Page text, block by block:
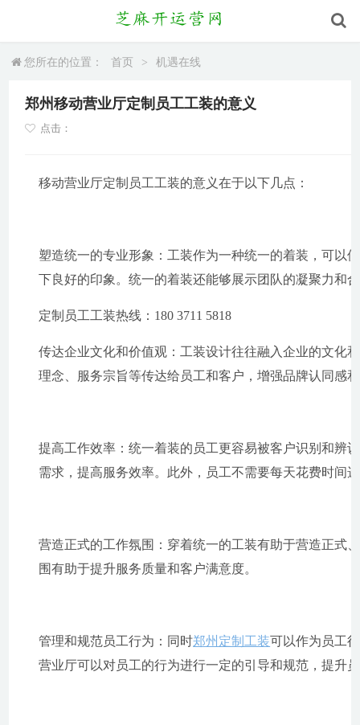
您所在的位置： 首页 > 机遇在线
郑州移动营业厅定制员工工装的意义
点击：
移动营业厅定制员工工装的意义在于以下几点：
塑造统一的专业形象：工装作为一种统一的着装，可以
下良好的印象。统一的着装还能够展示团队的凝聚力和
定制员工工装热线：180 3711 5818
传达企业文化和价值观：工装设计往往融入企业的文化
理念、服务宗旨等传达给员工和客户，增强品牌认同感
提高工作效率：统一着装的员工更容易被客户识别和辨
需求，提高服务效率。此外，员工不需要每天花费时间
营造正式的工作氛围：穿着统一的工装有助于营造正式
围有助于提升服务质量和客户满意度。
管理和规范员工行为：同时郑州定制工装可以作为员工
营业厅可以对员工的行为进行一定的引导和规范，提升